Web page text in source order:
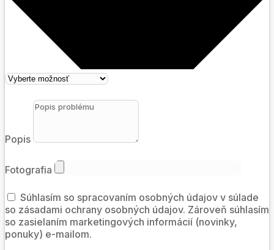
Popis
Fotografia
Súhlasím so spracovaním osobných údajov v súlade
so zásadami ochrany osobných údajov. Zároveň súhlasím
so zasielaním marketingových informácií (novinky,
ponuky) e-mailom.